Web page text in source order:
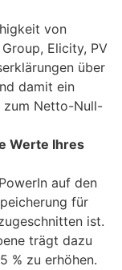
von
Elicity, PV
über
damit ein
zum Netto-Null-
Werte Ihres
auf den
für
ist.
trägt dazu
% zu erhöhen.